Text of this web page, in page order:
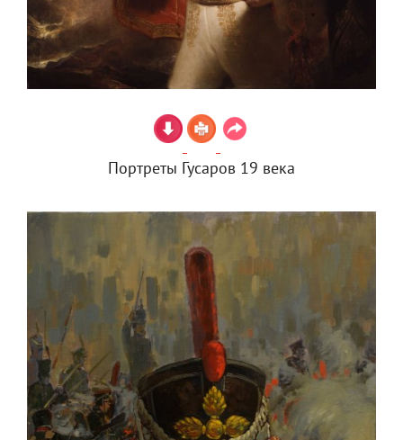
Портреты Гусаров 19 века